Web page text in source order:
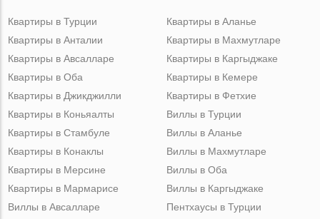
Квартиры в Турции
Квартиры в Анталии
Квартиры в Авсалларе
Квартиры в Оба
Квартиры в Джикджилли
Квартиры в Аланье
Квартиры в Махмутларе
Квартиры в Каргыджаке
Квартиры в Кемере
Квартиры в Фетхие
Квартиры в Коньяалты
Квартиры в Стамбуле
Квартиры в Конаклы
Квартиры в Мерсине
Квартиры в Мармарисе
Виллы в Турции
Виллы в Аланье
Виллы в Махмутларе
Виллы в Оба
Виллы в Каргыджаке
Виллы в Авсалларе
Пентхаусы в Турции